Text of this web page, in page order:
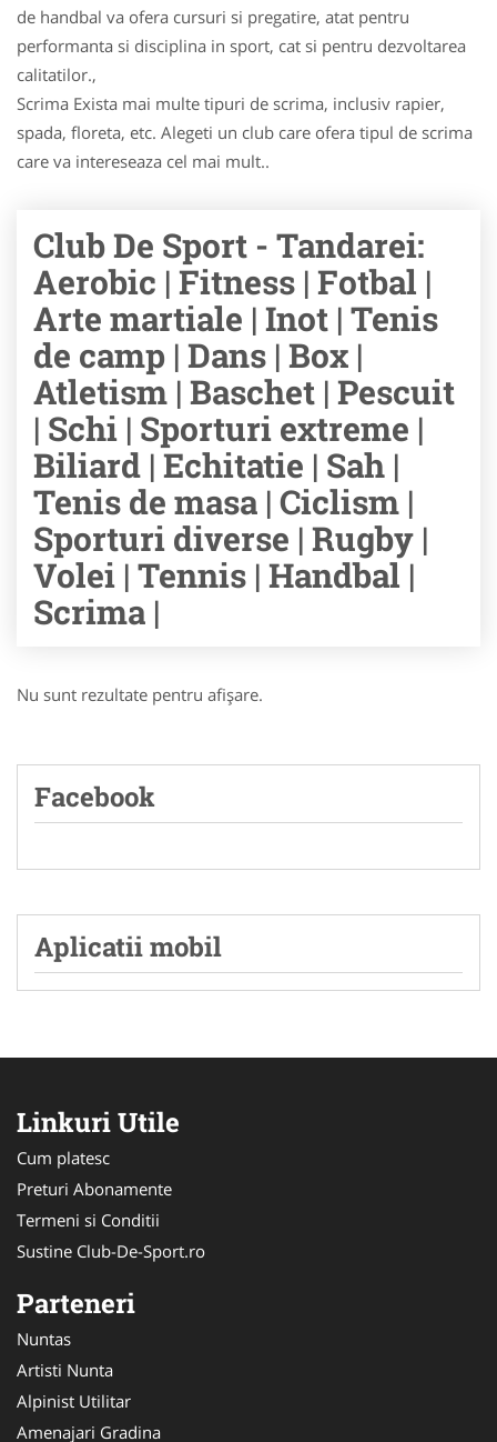
de handbal va ofera cursuri si pregatire, atat pentru
performanta si disciplina in sport, cat si pentru dezvoltarea
calitatilor.,
Scrima Exista mai multe tipuri de scrima, inclusiv rapier,
spada, floreta, etc. Alegeti un club care ofera tipul de scrima
care va intereseaza cel mai mult..
Club De Sport - Tandarei:
Aerobic | Fitness | Fotbal |
Arte martiale | Inot | Tenis
de camp | Dans | Box |
Atletism | Baschet | Pescuit
| Schi | Sporturi extreme |
Biliard | Echitatie | Sah |
Tenis de masa | Ciclism |
Sporturi diverse | Rugby |
Volei | Tennis | Handbal |
Scrima |
Nu sunt rezultate pentru afişare.
Facebook
Aplicatii mobil
Linkuri Utile
Cum platesc
Preturi Abonamente
Termeni si Conditii
Sustine Club-De-Sport.ro
Parteneri
Nuntas
Artisti Nunta
Alpinist Utilitar
Amenajari Gradina